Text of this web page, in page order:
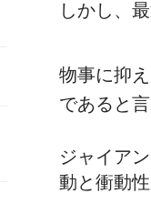
しかし、
物事に抑
であると
ジャイア
動と衝動